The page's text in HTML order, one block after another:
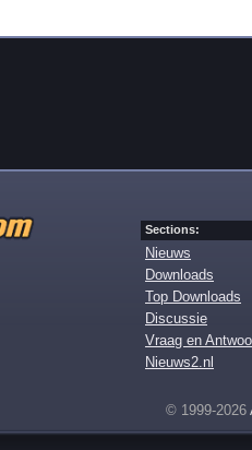
Sections:
Nieuws
Downloads
Top Downloads
Discussie
Vraag en
Nieuws2.nl
© 1999-2026